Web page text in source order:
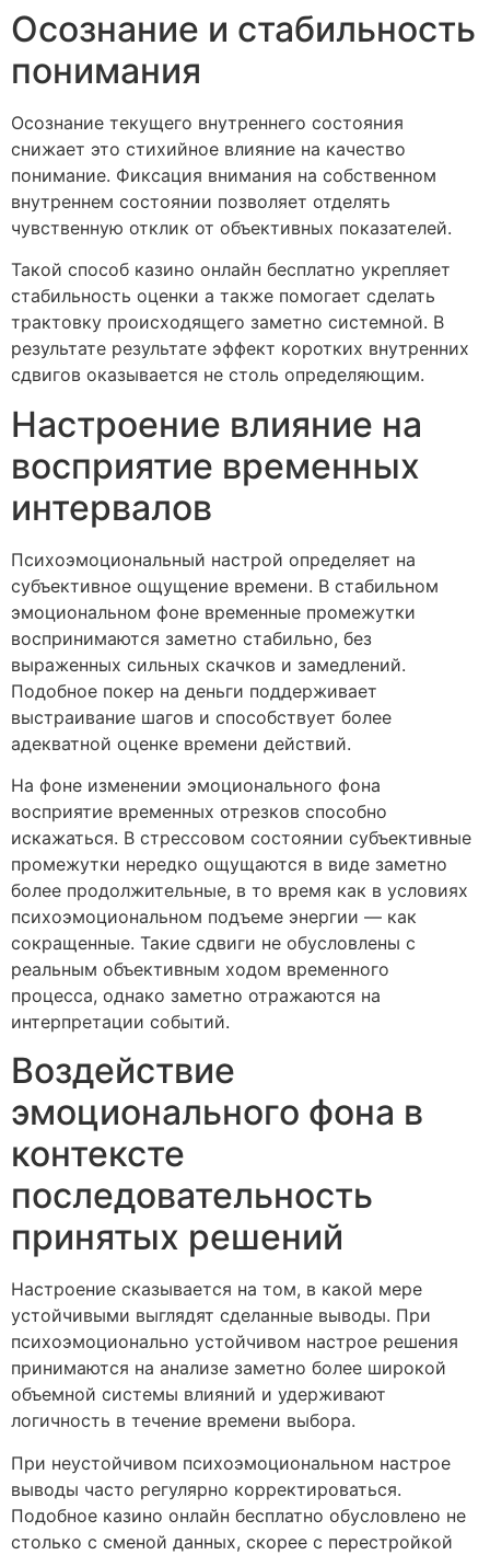
Осознание и стабильность
понимания
Осознание текущего внутреннего состояния
снижает это стихийное влияние на качество
понимание. Фиксация внимания на собственном
внутреннем состоянии позволяет отделять
чувственную отклик от объективных показателей.
Такой способ казино онлайн бесплатно укрепляет
стабильность оценки а также помогает сделать
трактовку происходящего заметно системной. В
результате результате эффект коротких внутренних
сдвигов оказывается не столь определяющим.
Настроение влияние на
восприятие временных
интервалов
Психоэмоциональный настрой определяет на
субъективное ощущение времени. В стабильном
эмоциональном фоне временные промежутки
воспринимаются заметно стабильно, без
выраженных сильных скачков и замедлений.
Подобное покер на деньги поддерживает
выстраивание шагов и способствует более
адекватной оценке времени действий.
На фоне изменении эмоционального фона
восприятие временных отрезков способно
искажаться. В стрессовом состоянии субъективные
промежутки нередко ощущаются в виде заметно
более продолжительные, в то время как в условиях
психоэмоциональном подъеме энергии — как
сокращенные. Такие сдвиги не обусловлены с
реальным объективным ходом временного
процесса, однако заметно отражаются на
интерпретации событий.
Воздействие
эмоционального фона в
контексте
последовательность
принятых решений
Настроение сказывается на том, в какой мере
устойчивыми выглядят сделанные выводы. При
психоэмоционально устойчивом настрое решения
принимаются на анализе заметно более широкой
объемной системы влияний и удерживают
логичность в течение времени выбора.
При неустойчивом психоэмоциональном настрое
выводы часто регулярно корректироваться.
Подобное казино онлайн бесплатно обусловлено не
столько с сменой данных, скорее с перестройкой